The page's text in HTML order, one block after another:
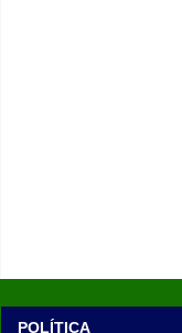
POLÍTICA